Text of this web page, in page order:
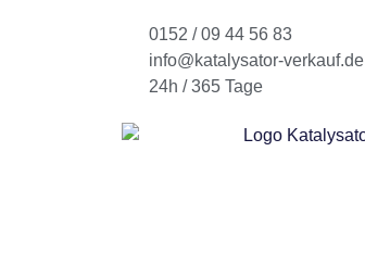
0152 / 09 44 56 83
info@katalysator-verkauf.de
24h / 365 Tage